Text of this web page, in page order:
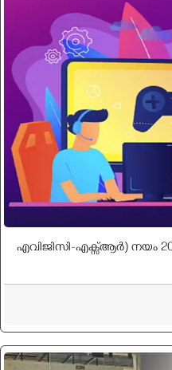
എവിജിസി-എക്സ്ആർ) നയം